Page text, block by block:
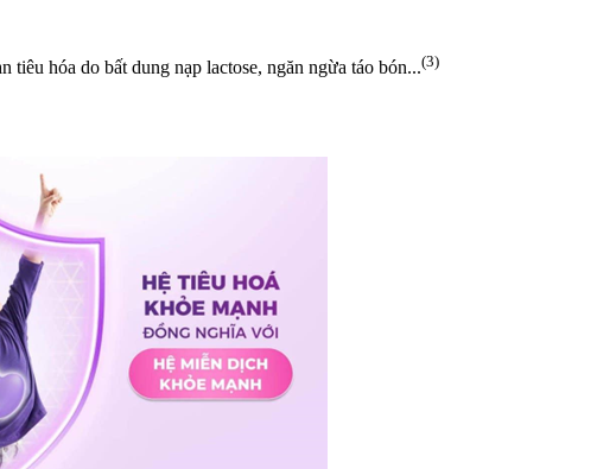
hóa do bất dung nạp lactose, ngăn ngừa táo bón...(3)